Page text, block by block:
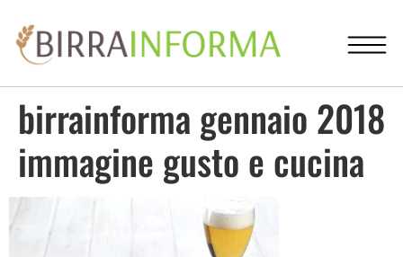
birrainforma gennaio 2018
immagine gusto e cucina